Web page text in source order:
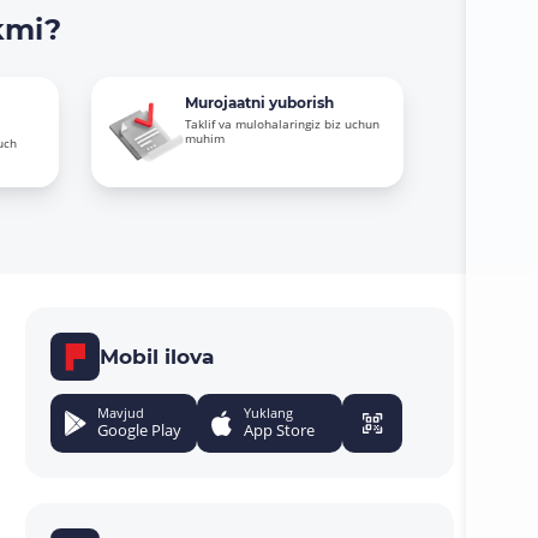
Murojaatni yuborish
Taklif va mulohalaringiz biz uchun
muhim
Mobil ilova
Mavjud
Google Play
Yuklang
App Store